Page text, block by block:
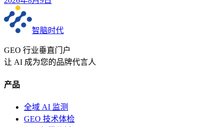
智脑时代
GEO 行业垂直门户
让 AI 成为您的品牌代言人
产品
全域 AI 监测
GEO 技术体检